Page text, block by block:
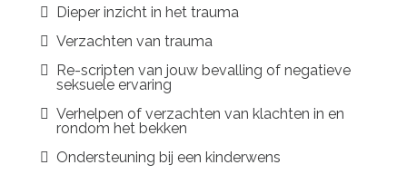
Dieper inzicht in het trauma
Verzachten van trauma
Re-scripten van jouw bevalling of negatieve
seksuele ervaring
Verhelpen of verzachten van klachten in en
rondom het bekken
Ondersteuning bij een kinderwens